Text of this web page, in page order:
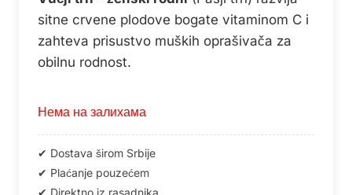
sitne crvene plodove bogate vitaminom C i
zahteva prisustvo muških oprašivača za
obilnu rodnost.
Нема на залихама